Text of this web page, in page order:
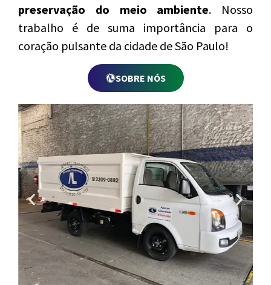
RECICLE CONOSCO
preservação do meio ambiente. Nosso
trabalho é de suma importância para o
coração pulsante da cidade de São Paulo!
SOBRE NÓS